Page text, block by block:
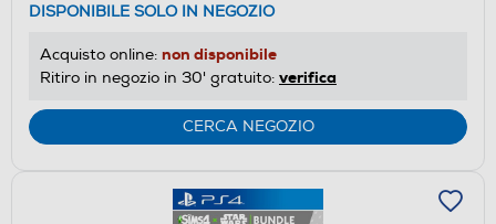
DISPONIBILE SOLO IN NEGOZIO
Acquisto online: non disponibile
Ritiro in negozio in 30' gratuito: verifica
CERCA NEGOZIO